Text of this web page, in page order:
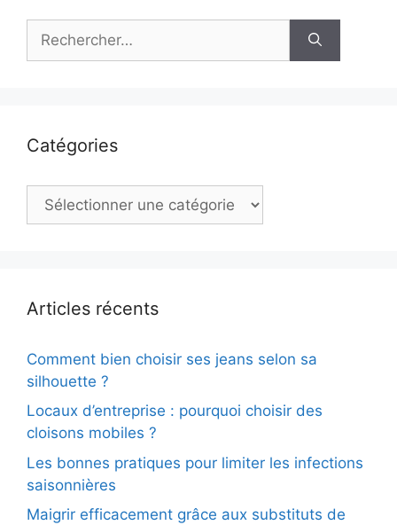
Catégories
Catégories
Articles récents
Comment bien choisir ses jeans selon sa
silhouette ?
Locaux d’entreprise : pourquoi choisir des
cloisons mobiles ?
Les bonnes pratiques pour limiter les infections
saisonnières
Maigrir efficacement grâce aux substituts de